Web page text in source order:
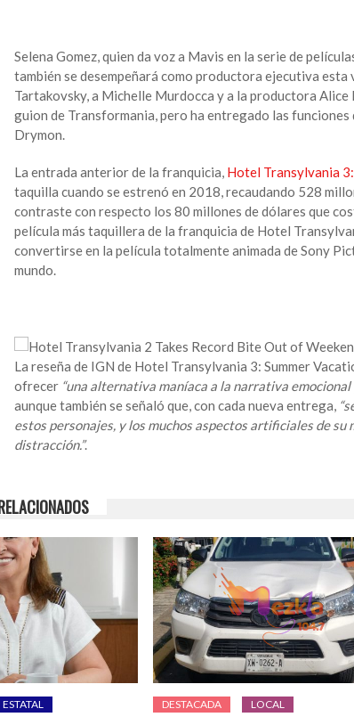
Selena Gomez, quien da voz a Mavis en la serie de
también se desempeñará como productora ejecutiva
Tartakovsky, a Michelle Murdocca y a la productora
guion de Transformania, pero ha entregado las
Drymon.
La entrada anterior de la franquicia, Hotel Transylvania
taquilla cuando se estrenó en 2018, recaudando 528
contraste con respecto los 80 millones de dólares que
película más taquillera de la franquicia de Hotel
convertirse en la película totalmente animada de Sony
mundo.
La reseña de IGN de Hotel Transylvania 3: Summer
ofrecer “una alternativa maníaca a la narrativa
aunque también se señaló que, con cada nueva entrega,
estos personajes, y los muchos aspectos artificiales de
distracción.”.
ESTATAL DESTACADA LOCAL